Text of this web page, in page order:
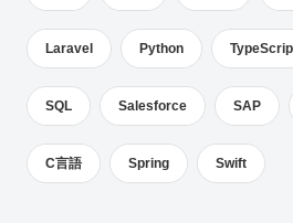
Laravel Python
SQL Salesforce SAP
C言語 Spring Swift